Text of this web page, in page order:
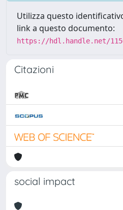
Utilizza questo
link a questo documento:
https://hdl.handle.net/
Citazioni
social impact